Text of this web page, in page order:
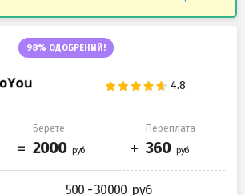
98% ОДОБРЕНИЙ!
Берете Переплата
500 - 30000